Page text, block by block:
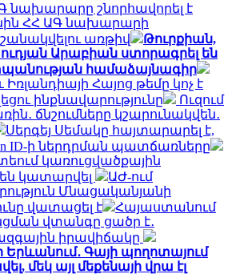
նախարարը շնորհավորել է
ՀՀ ԱԳ նախարարի
առթիվ
Թուրքիան,
Արաբիան ստորագրել են
համաձայնագիր
Հայոց թեմը կոչ է
ինքնավարությունը
Ուզում
ճնշումները կշարունակվեն․
Սերգեյ Սեմակը հայտարարել է,
ID-ի ներդրման պատճառները
կառուցվածքային
կատարվել
ԱԺ-ում
Մնացականյանի
վատացել է
Հայաստանում
վտանգը ցածր է․
իրավիճակը
Գայի պողոտայում
մեկ այլ մեքենայի վրա էլ